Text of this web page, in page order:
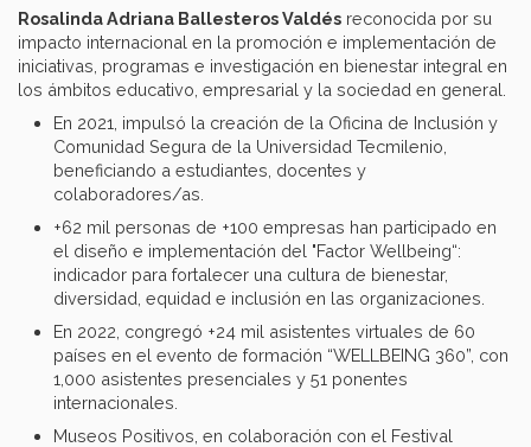
Rosalinda Adriana Ballesteros Valdés reconocida por su
impacto internacional en la promoción e implementación de
iniciativas, programas e investigación en bienestar integral en
los ámbitos educativo, empresarial y la sociedad en general.
En 2021, impulsó la creación de la Oficina de Inclusión y
Comunidad Segura de la Universidad Tecmilenio,
beneficiando a estudiantes, docentes y
colaboradores/as.
+62 mil personas de +100 empresas han participado en
el diseño e implementación del "Factor Wellbeing“:
indicador para fortalecer una cultura de bienestar,
diversidad, equidad e inclusión en las organizaciones.
En 2022, congregó +24 mil asistentes virtuales de 60
países en el evento de formación “WELLBEING 360”, con
1,000 asistentes presenciales y 51 ponentes
internacionales.
Museos Positivos, en colaboración con el Festival